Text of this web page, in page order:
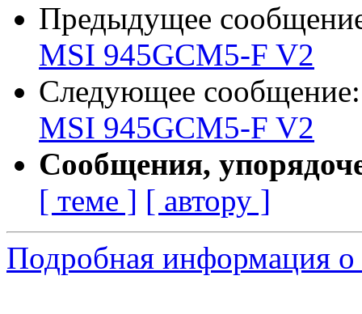
Предыдущее
MSI 945GCM5-F V2
Следующее
MSI 945GCM5-F V2
Сообщения,
[ теме ] [ автору ]
Подробная информация о